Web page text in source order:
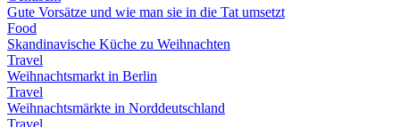
Gute Vorsätze und wie man sie in die Tat umsetzt
Food
Skandinavische Küche zu Weihnachten
Travel
Weihnachtsmarkt in Berlin
Travel
Weihnachtsmärkte in Norddeutschland
Travel